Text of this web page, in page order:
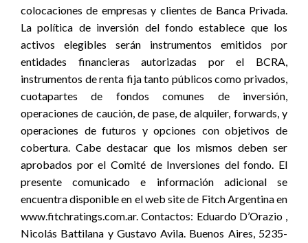
colocaciones de empresas y clientes de Banca Privada.
La política de inversión del fondo establece que los
activos elegibles serán instrumentos emitidos por
entidades financieras autorizadas por el BCRA,
instrumentos de renta fija tanto públicos como privados,
cuotapartes de fondos comunes de inversión,
operaciones de caución, de pase, de alquiler, forwards, y
operaciones de futuros y opciones con objetivos de
cobertura. Cabe destacar que los mismos deben ser
aprobados por el Comité de Inversiones del fondo. El
presente comunicado e información adicional se
encuentra disponible en el web site de Fitch Argentina en
www.fitchratings.com.ar. Contactos: Eduardo D’Orazio ,
Nicolás Battilana y Gustavo Avila. Buenos Aires, 5235-